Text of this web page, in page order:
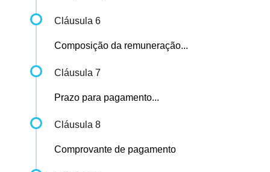
Cláusula 6
Composição da remuneração...
Cláusula 7
Prazo para pagamento...
Cláusula 8
Comprovante de pagamento